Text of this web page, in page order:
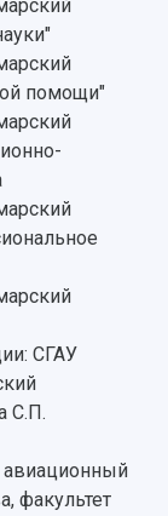
помощи"
СГАУ
С.П.
факультет